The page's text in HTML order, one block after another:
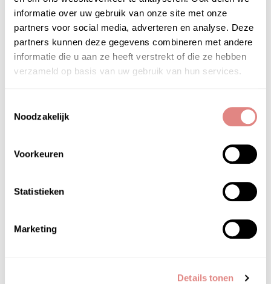
informatie over uw gebruik van onze site met onze
partners voor social media, adverteren en analyse. Deze
partners kunnen deze gegevens combineren met andere
informatie die u aan ze heeft verstrekt of die ze hebben
verzameld op basis van uw gebruik van hun services.
Noodzakelijk
Voorkeuren
Statistieken
Marketing
Details tonen
HOOFD­INGREDIËNTEN
ingredienten / inci forlle’d hyalogy p-effect refining
lotion
membrane, hydrolyzed conchiolin protein,
zinc chloride, malic acid, sodium pca, sodium
castor oil, citric acid, sodium citrate,